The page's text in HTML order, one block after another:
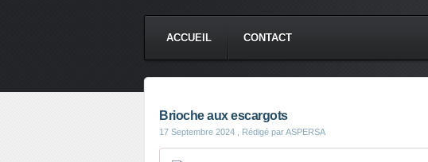
ACCUEIL CONTACT
Brioche aux escargots
17 Septembre 2024 , Rédigé par ASPERSA